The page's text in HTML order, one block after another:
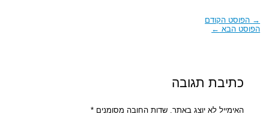
→ הפוסט הקודם
הפוסט הבא ←
כתיבת תגובה
האימייל לא יוצג באתר. שדות החובה מסומנים*